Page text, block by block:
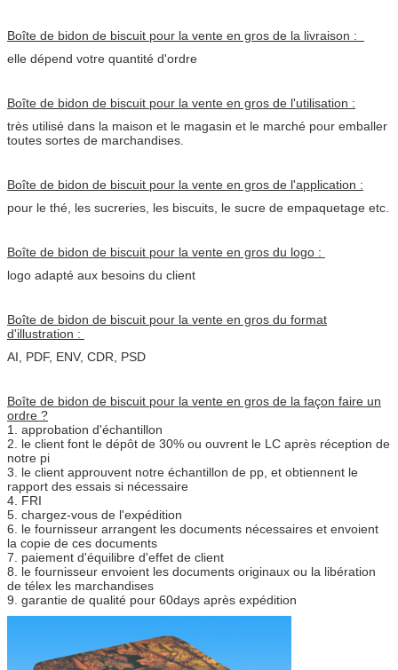
Boîte de bidon de biscuit pour la vente en gros de la livraison :
elle dépend votre quantité d'ordre
Boîte de bidon de biscuit pour la vente en gros de l'utilisation :
très utilisé dans la maison et le magasin et le marché pour emballer
toutes sortes de marchandises.
Boîte de bidon de biscuit pour la vente en gros de l'application :
pour le thé, les sucreries, les biscuits, le sucre de empaquetage etc.
Boîte de bidon de biscuit pour la vente en gros du logo :
logo adapté aux besoins du client
Boîte de bidon de biscuit pour la vente en gros du format
d'illustration :
AI, PDF, ENV, CDR, PSD
Boîte de bidon de biscuit pour la vente en gros de la façon faire un
ordre ?
1. approbation d'échantillon
2. le client font le dépôt de 30% ou ouvrent le LC après réception de
notre pi
3. le client approuvent notre échantillon de pp, et obtiennent le
rapport des essais si nécessaire
4. FRI
5. chargez-vous de l'expédition
6. le fournisseur arrangent les documents nécessaires et envoient
la copie de ces documents
7. paiement d'équilibre d'effet de client
8. le fournisseur envoient les documents originaux ou la libération
de télex les marchandises
9. garantie de qualité pour 60days après expédition